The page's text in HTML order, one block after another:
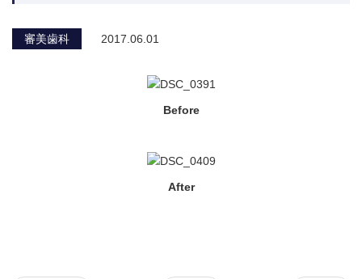
審美歯科 2017.06.01
Before
After